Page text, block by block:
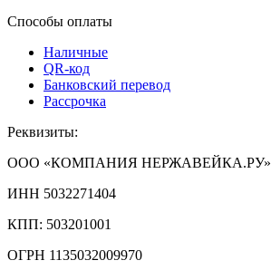
Способы оплаты
Наличные
QR-код
Банковский перевод
Рассрочка
Реквизиты:
ООО «КОМПАНИЯ НЕРЖАВЕЙКА.РУ»
ИНН 5032271404
КПП: 503201001
ОГРН 1135032009970